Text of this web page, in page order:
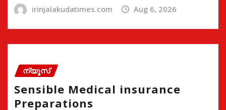
irinjalakudatimes.com Aug 6, 2026
ന്യൂസ്
Sensible Medical insurance
Preparations